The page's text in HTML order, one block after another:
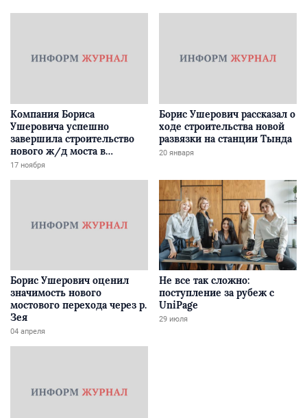
Компания Бориса
Ушеровича успешно
завершила строительство
нового ж/д моста в
Забайкалье
17 ноября
Борис Ушерович рассказал о
ходе строительства новой
развязки на станции Тында
20 января
Борис Ушерович оценил
значимость нового
мостового перехода через р.
Зея
04 апреля
Не все так сложно:
поступление за рубеж с
UniPage
29 июля